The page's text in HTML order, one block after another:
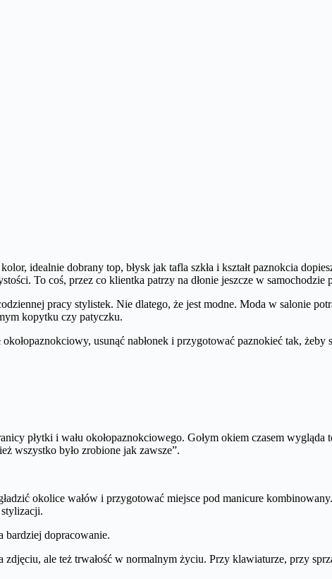
idealnie dobrany top, błysk jak tafla szkła i kształt paznokcia
To coś, przez co klientka patrzy na dłonie jeszcze w samochodzie
pracy stylistek. Nie dlatego, że jest modne. Moda w salonie
kopytku czy patyczku.
usunąć nabłonek i przygotować paznokieć tak, żeby
płytki i wału okołopaznokciowego. Gołym okiem czasem
wszystko było zrobione jak zawsze”.
okolice wałów i przygotować miejsce pod manicure
bardziej dopracowanie.
ale też trwałość w normalnym życiu. Przy klawiaturze, przy